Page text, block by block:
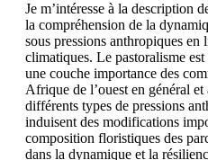
Je m’intéresse à la description
la compréhension de la
sous pressions anthropiques
climatiques. Le pastoralisme
une couche importance des
Afrique de l’ouest en général
différents types de pressions
induisent des modifications
composition floristiques des
dans la dynamique et la